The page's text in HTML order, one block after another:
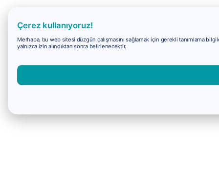
Çerez kullanıyoruz!
Merhaba, bu web sitesi düzgün çalışmasını sağlamak için gerekli tanımlama
yalnızca izin alındıktan sonra belirlenecektir.